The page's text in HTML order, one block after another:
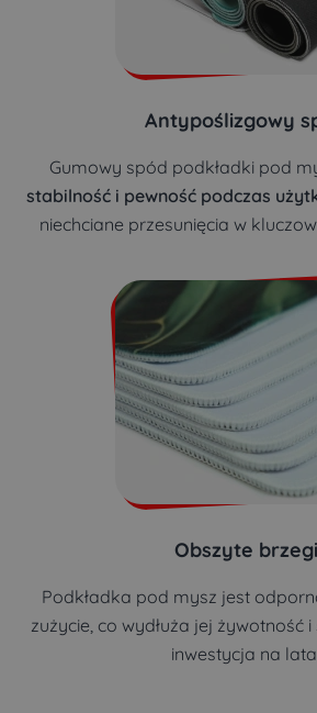
Antypoślizgowy
Gumowy spód podkładki pod
stabilność i pewność podczas
niechciane przesunięcia w
Obszyte brzegi
Podkładka pod mysz jest
zużycie, co wydłuża jej żywotność
inwestycja na